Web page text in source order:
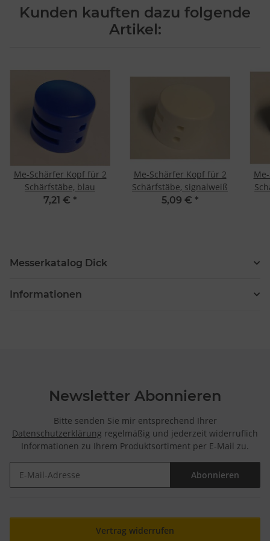
Kunden kauften dazu folgende
Artikel:
Me-Schärfer Kopf für 2
Schärfstäbe, blau
7,21 € *
Me-Schärfer Kopf für 2
Schärfstäbe, signalweiß
5,09 € *
Messerkatalog Dick
Informationen
Newsletter Abonnieren
Bitte senden Sie mir entsprechend Ihrer
Datenschutzerklärung regelmäßig und jederzeit widerruflich
Informationen zu Ihrem Produktsortiment per E-Mail zu.
Abonnieren
Vertrag widerrufen
Messung der Performance von Inhalten
Analyse von Zielgruppen durch Statistiken oder Kombinationen
von Daten aus verschiedenen Quellen
Entwicklung und Verbesserung der Angebote
Verwendung genauer Standortdaten
Endgeräteeigenschaften zur Identifikation aktiv abfragen